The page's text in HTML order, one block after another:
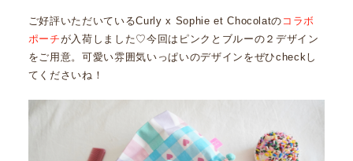
ご好評いただいているCurly x Sophie et Chocolatの コラボ
ポーチが入荷しました♡今回はピンクとブルーの２デザイン
をご用意。可愛い雰囲気いっぱいのデザインをぜひcheckし
てくださいね！